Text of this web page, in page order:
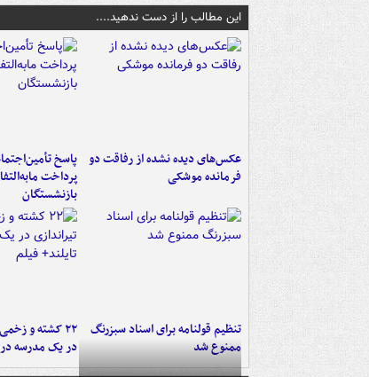
این مطالب را از دست ندهید....
عکس‌های دیده نشده از رفاقت دو
فرمانده‌ موشکی
پاسخ
پرداخت
بازنشستگان
تنظیم قولنامه برای اسناد سبزرنگ
ممنوع شد
۲۲ کشته و
در یک مدرسه در